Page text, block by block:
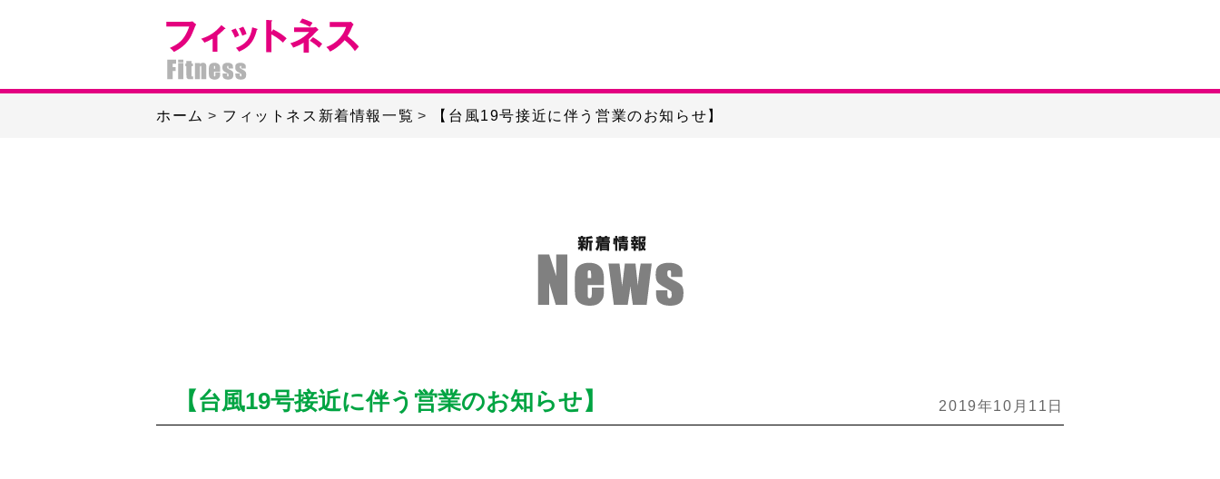
ホーム フィットネス新着情報一覧 【台風19号接近に伴う営業のお知らせ】
【台風19号接近に伴う営業のお知らせ】 2019年10月11日